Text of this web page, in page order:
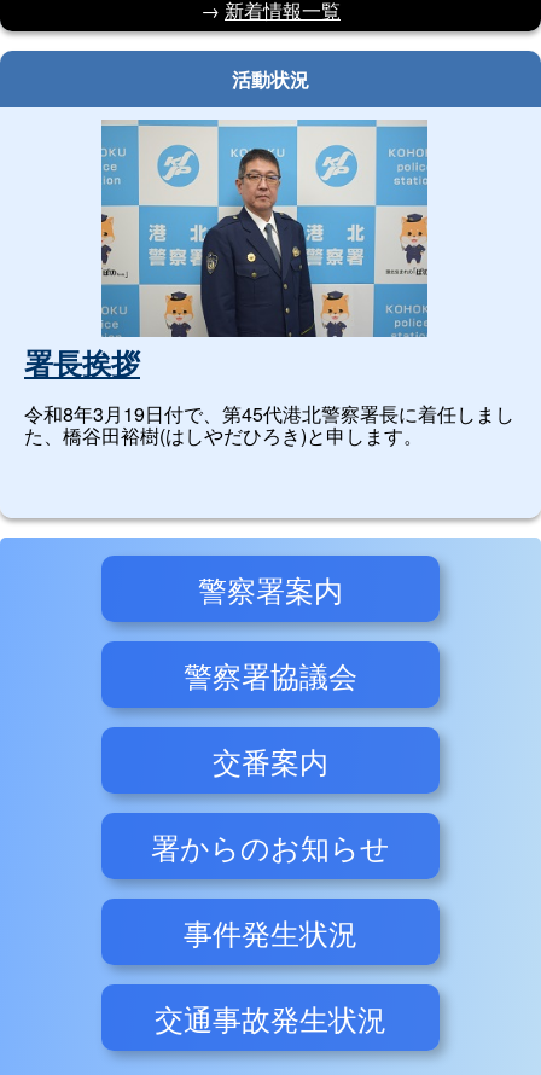
→ 新着情報一覧
活動状況
署長挨拶
令和8年3月19日付で、第45代港北警察署長に着任しまし
た、橋谷田裕樹(はしやだひろき)と申します。
警察署案内
警察署協議会
交番案内
署からのお知らせ
事件発生状況
交通事故発生状況